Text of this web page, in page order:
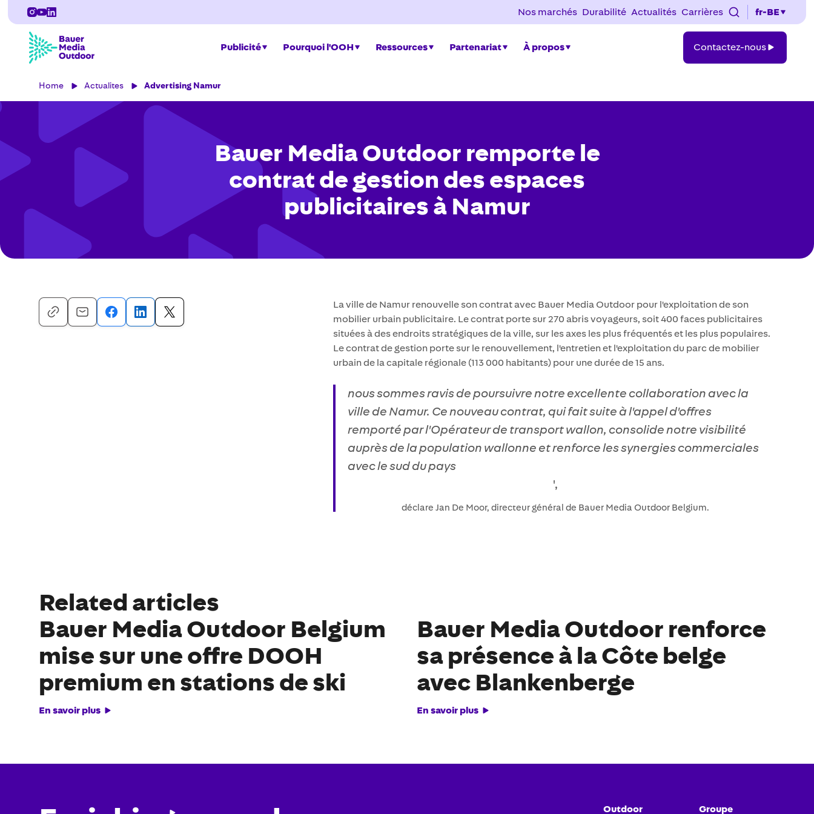
Nos marchés Durabilité Actualités Carrières fr-BE
Publicité Pourquoi l'OOH Ressources Partenariat À propos
nous
Contactez-nous
Home Actualites Advertising Namur
Bauer Media Outdoor remporte le
contrat de gestion des espaces
publicitaires à Namur
La ville de Namur renouvelle son contrat avec Bauer Media Outdoor pour l'exploitation de son
mobilier urbain publicitaire. Le contrat porte sur 270 abris voyageurs, soit 400 faces publicitaires
situées à des endroits stratégiques de la ville, sur les axes les plus fréquentés et les plus populaires.
Le contrat de gestion porte sur le renouvellement, l'entretien et l'exploitation du parc de mobilier
urbain de la capitale régionale (113 000 habitants) pour une durée de 15 ans.
nous sommes ravis de poursuivre notre excellente collaboration avec la
ville de Namur. Ce nouveau contrat, qui fait suite à l'appel d'offres
remporté par l'Opérateur de transport wallon, consolide notre visibilité
auprès de la population wallonne et renforce les synergies commerciales
avec le sud du pays
',
déclare Jan De Moor, directeur général de Bauer Media Outdoor Belgium.
Related articles
Bauer Media Outdoor Belgium
mise sur une offre DOOH
premium en stations de ski
En savoir plus
Bauer Media Outdoor renforce
sa présence à la Côte belge
avec Blankenberge
En savoir plus
Outdoor Groupe